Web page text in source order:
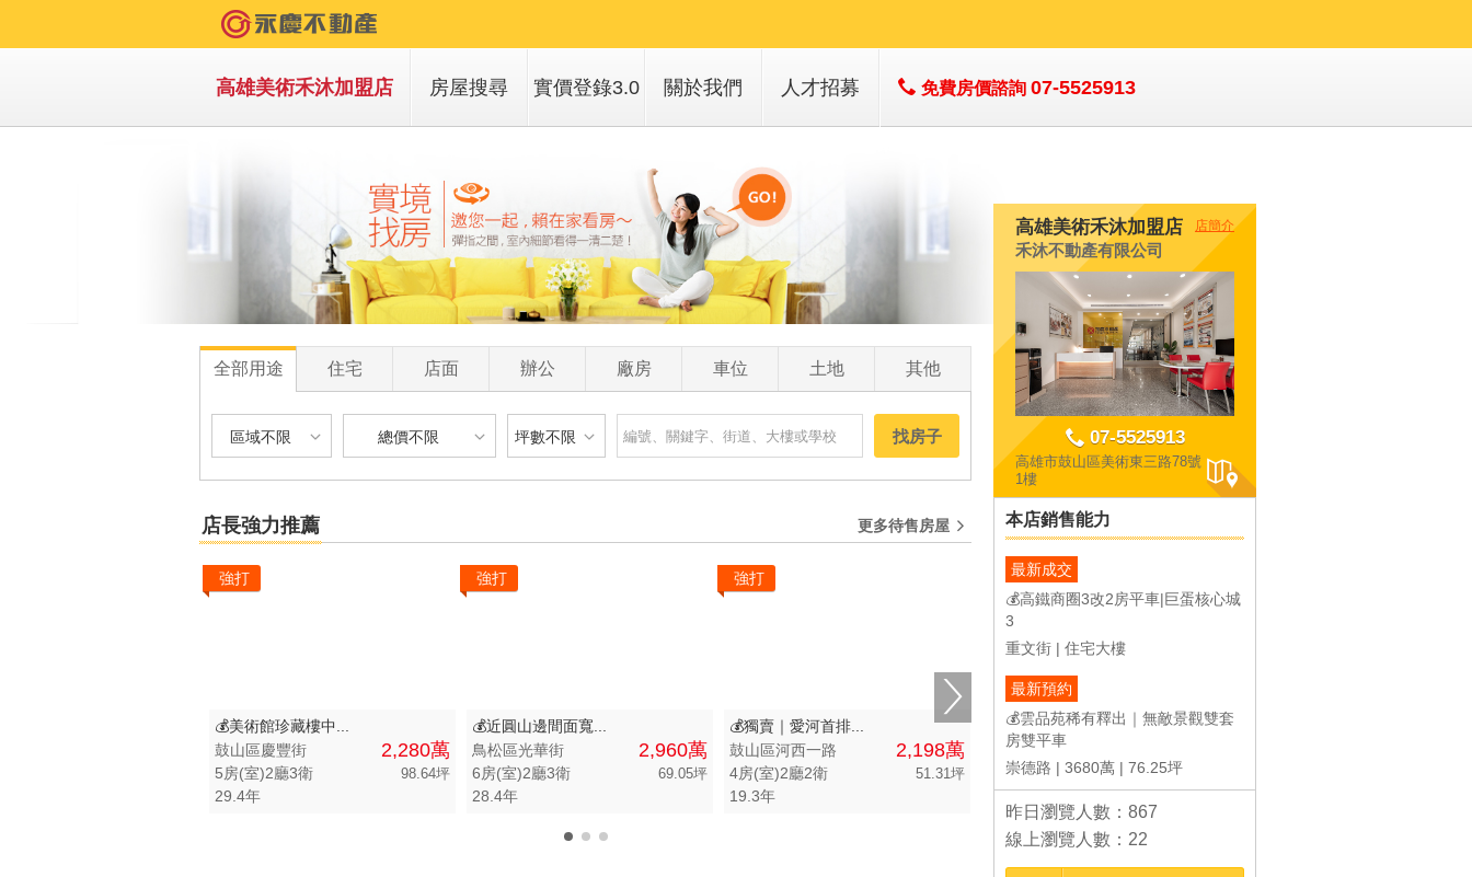
高雄美術禾沐加盟店 房屋搜尋
租房子
實價登錄3.0 關於我們
經營團隊
經營績效
服務項目
人才招募 免費房價諮詢 07-5525913
全部用途 住宅 店面 辦公 廠房 車位 土地 其他
區域不限
高雄市-鼓山區
高雄市-鳳山區
高雄市-苓雅區
高雄市-楠梓區
總價不限
500 萬以下
500 萬 - 1000 萬
2000 萬 - 3000 萬
3000 萬以上
坪數不限
坪數不限
40 坪 - 50 坪
50 坪以上
找房子
店長強力推薦 更多待售房屋
💰美術館珍藏樓中...
鼓山區慶豐街
2,280萬
5房(室)2廳3衛 98.64坪
29.4年
強打
💰近圓山邊間面寬...
鳥松區光華街
2,960萬
6房(室)2廳3衛 69.05坪
28.4年
強打
💰獨賣｜愛河首排...
鼓山區河西一路
2,198萬
4房(室)2廳2衛 51.31坪
19.3年
強打
💰雲品苑稀有釋出...
左營區崇德路
2房(室)2廳3衛 76.25坪
12.9年
強打
2.9年
高雄美術禾沐加盟店 店簡介
禾沐不動產有限公司
07-5525913
高雄市鼓山區美術東三路78號
1樓
本店銷售能力
最新成交
💰高鐵商圈3改2房平車|巨蛋核心城
3
重文街
住宅大樓
最新預約
💰雲品苑稀有釋出｜無敵景觀雙套
房雙平車
崇德路
3680萬 76.25坪
昨日瀏覽人數：867
線上瀏覽人數：22